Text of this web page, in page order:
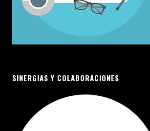
SINERGIAS Y COLABORACIONES